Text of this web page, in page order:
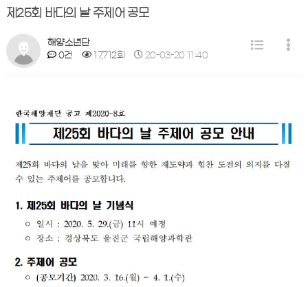
제25회 바다의 날 주제어 공모
해양소년단
0건
17,712회 20-03-20 11:40